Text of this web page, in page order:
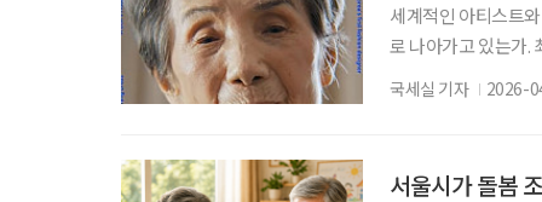
세계적인 아티스트
로 나아가고 있는가.
SWIMMING with
집 ‘아리랑’ 타이
국세실 기자 2026-
서울시가 돌봄